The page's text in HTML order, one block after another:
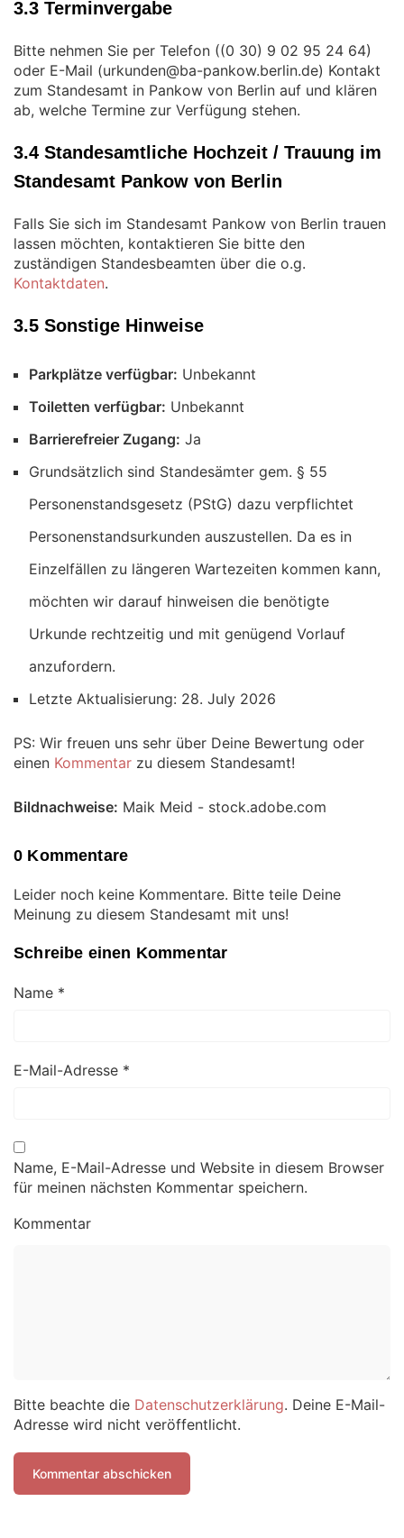
3.3 Terminvergabe
Bitte nehmen Sie per Telefon (
)
oder E-Mail (
) Kontakt
zum Standesamt in Pankow von Berlin auf und klären
ab, welche Termine zur Verfügung stehen.
3.4 Standesamtliche Hochzeit / Trauung im
Standesamt Pankow von Berlin
Falls Sie sich im Standesamt Pankow von Berlin trauen
lassen möchten, kontaktieren Sie bitte den
zuständigen Standesbeamten über die o.g.
Kontaktdaten.
3.5 Sonstige Hinweise
Parkplätze verfügbar: Unbekannt
Toiletten verfügbar: Unbekannt
Barrierefreier Zugang: Ja
Grundsätzlich sind Standesämter gem. § 55
Personenstandsgesetz (PStG) dazu verpflichtet
Personenstandsurkunden auszustellen. Da es in
Einzelfällen zu längeren Wartezeiten kommen kann,
möchten wir darauf hinweisen die benötigte
Urkunde rechtzeitig und mit genügend Vorlauf
anzufordern.
Letzte Aktualisierung: 28. July 2026
PS: Wir freuen uns sehr über Deine Bewertung oder
einen Kommentar zu diesem Standesamt!
Bildnachweise: Maik Meid - stock.adobe.com
0 Kommentare
Leider noch keine Kommentare. Bitte teile Deine
Meinung zu diesem Standesamt mit uns!
Schreibe einen Kommentar
Name *
E-Mail-Adresse *
Name, E-Mail-Adresse und Website in diesem Browser
für meinen nächsten Kommentar speichern.
Kommentar
Bitte beachte die Datenschutzerklärung. Deine E-Mail-
Adresse wird nicht veröffentlicht.